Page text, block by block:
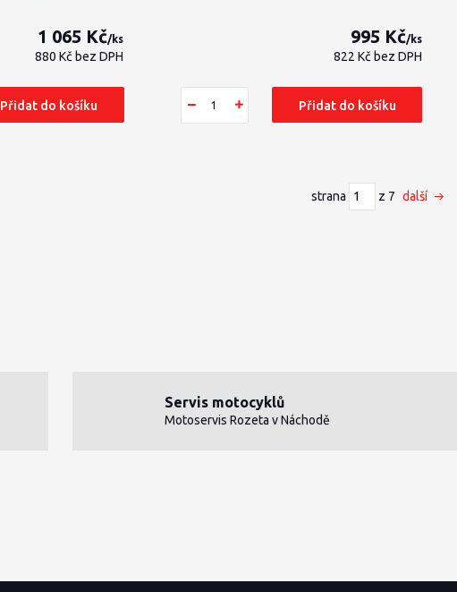
1 065 Kč/ks
880 Kč bez DPH
Přidat do košíku
995 Kč/ks
822 Kč bez DPH
Přidat do košíku
strana z 7 další
Servis motocyklů
Motoservis Rozeta v Náchodě